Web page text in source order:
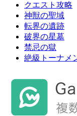
クエスト攻略
神獣の聖域
転界の遺跡
破界の星墓
禁忌の獄
絶級トーナメ